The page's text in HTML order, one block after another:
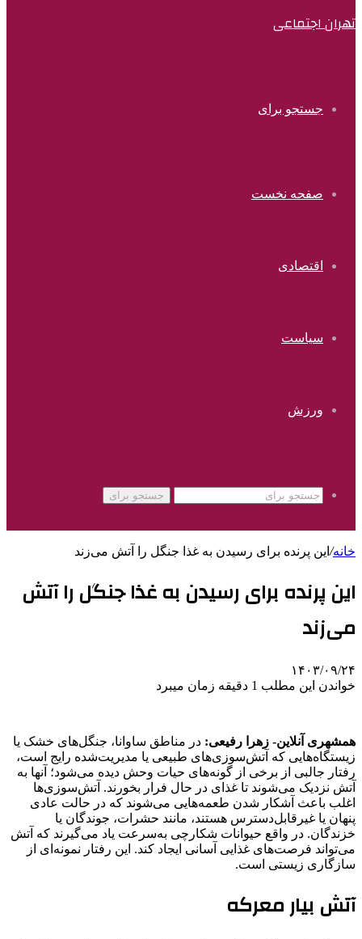
تهران اجتماعی
جستجو برای
صفحه نخست
اقتصادی
سیاست
ورزش
جستجو برای
خانه/ این پرنده برای رسیدن به غذا جنگل را آتش می‌زند
این پرنده برای رسیدن به غذا جنگل را آتش
می‌زند
۱۴۰۳/۰۹/۲۴
خواندن این مطلب 1 دقیقه زمان میبرد
همشهری آنلاین- زهرا رفیعی: در مناطق ساوانا، جنگل‌های خشک یا
زیستگاه‌هایی که آتش‌سوزی‌های طبیعی یا مدیریت‌شده رایج است،
رفتار جالبی از برخی از گونه‌های حیات وحش دیده می‌شود؛ آنها به
آتش نزدیک می‌شوند تا غذای در حال فرار بخورند. آتش‌سوزی‌ها
اغلب باعث آشکار شدن طعمه‌هایی می‌شوند که در حالت عادی
پنهان یا غیرقابل‌دسترس هستند، مانند حشرات، جوندگان یا
خزندگان. در واقع حیوانات شکارچی به‌سرعت یاد می‌گیرند که آتش
می‌تواند فرصت‌های غذایی آسانی ایجاد کند. این رفتار نمونه‌ای از
سازگاری زیستی است.
آتش بیار معرکه